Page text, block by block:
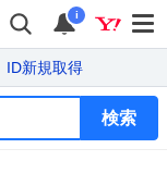
i
ID新規取得
検索